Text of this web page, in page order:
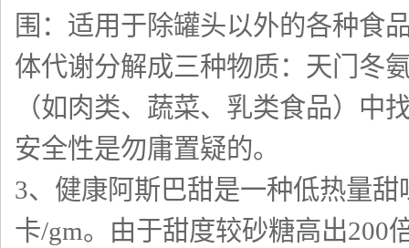
围：适用于除罐头以外的各种食
体代谢分解成三种物质：天门冬
（如肉类、蔬菜、乳类食品）中
安全性是勿庸置疑的。
3、健康阿斯巴甜是一种低热量
卡/gm。由于甜度较砂糖高出200